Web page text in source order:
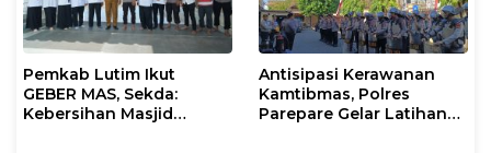
Pemkab Lutim Ikut
GEBER MAS, Sekda:
Kebersihan Masjid
Antisipasi Kerawanan
Kamtibmas, Polres
Parepare Gelar Latihan